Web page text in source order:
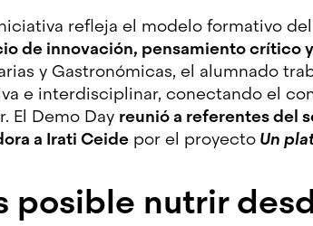
refleja el modelo formativo del
de innovación, pensamiento crítico
y Gastronómicas, el alumnado
e interdisciplinar, conectando el
El Demo Day reunió a referentes del
a Irati Ceidepor el proyecto Un
posible nutrir